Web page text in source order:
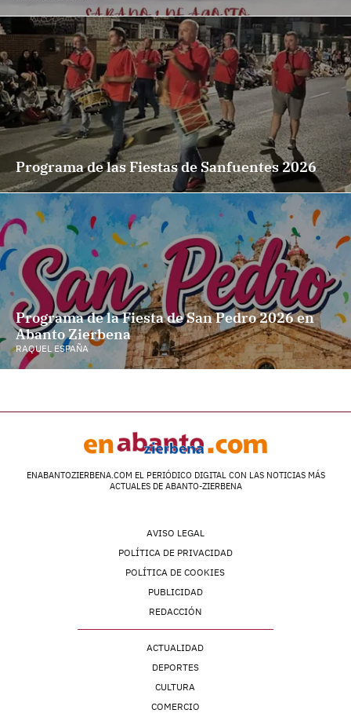
Programa de las Fiestas de Sanfuentes 2026
Programa de la Fiesta de San Pedro 2026 en
Abanto Zierbena
RAQUEL ESPAÑA
ENABANTOZIERBENA.COM EL PERIÓDICO DIGITAL CON LAS NOTICIAS MÁS
ACTUALES DE ABANTO-ZIERBENA
AVISO LEGAL
POLÍTICA DE PRIVACIDAD
POLÍTICA DE COOKIES
PUBLICIDAD
REDACCIÓN
ACTUALIDAD
DEPORTES
CULTURA
COMERCIO